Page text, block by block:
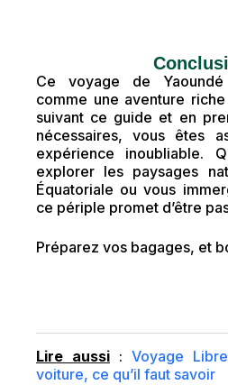
Ce voyage de Yaoundé
comme une aventure
suivant ce guide et en
nécessaires, vous êtes
expérience inoubliable.
explorer les paysages
Équatoriale ou vous
ce périple promet d’être
Préparez vos bagages, et
Lire aussi : Voyage
voiture, ce qu’il faut savoir